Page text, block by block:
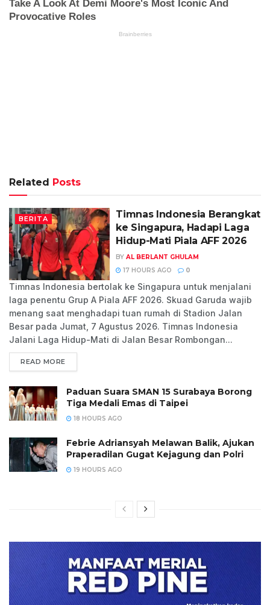
Related Posts
BERITA
Timnas Indonesia Berangkat
ke Singapura, Hadapi Laga
Hidup-Mati Piala AFF 2026
BY AL BERLANT GHULAM
17 HOURS AGO
0
Timnas Indonesia bertolak ke Singapura untuk menjalani
laga penentu Grup A Piala AFF 2026. Skuad Garuda wajib
menang saat menghadapi tuan rumah di Stadion Jalan
Besar pada Jumat, 7 Agustus 2026. Timnas Indonesia
Jalani Laga Hidup-Mati di Jalan Besar Rombongan...
READ MORE
Paduan Suara SMAN 15 Surabaya Borong
Tiga Medali Emas di Taipei
18 HOURS AGO
Febrie Adriansyah Melawan Balik, Ajukan
Praperadilan Gugat Kejagung dan Polri
19 HOURS AGO